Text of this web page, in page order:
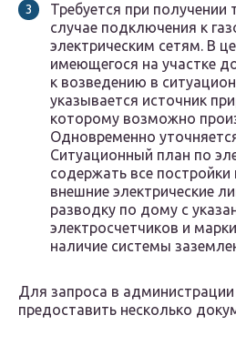
Требуется при получении
случае подключения к
электрическим сетям. В
имеющегося на участке
к возведению в
указывается источник
которому возможно
Одновременно
Ситуационный план по
содержать все постройки
внешние электрические
разводку по дому с
электросчетчиков и
наличие системы
Для запроса в администрации
предоставить несколько